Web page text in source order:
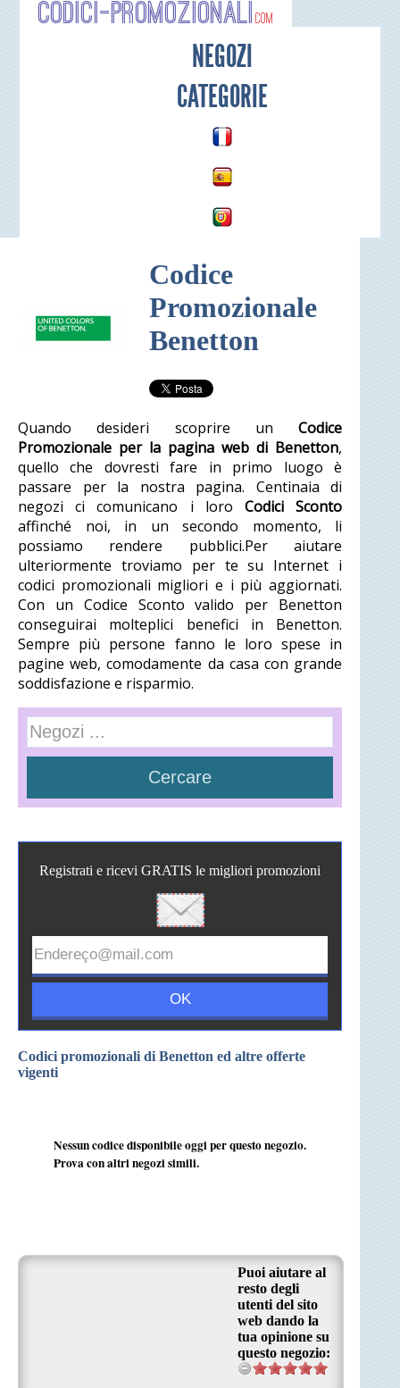
Codici-
NEGOZI
CATEGORIE
Codice
Promozionale
Benetton
Quando desideri scoprire unCodice
Promozionale per la pagina web di Benetton,
quello che dovresti fare in primo luogo è
passare per la nostra pagina. Centinaia di
negozi ci comunicano i loro Codici Sconto
affinché noi, in un secondo momento, li
possiamo rendere pubblici.Per aiutare
ulteriormente troviamo per te su Internet i
codici promozionali migliori e i più aggiornati.
Con un Codice Sconto valido per Benetton
conseguirai molteplici benefici in Benetton.
Sempre più persone fanno le loro spese in
pagine web, comodamente da casa con grande
soddisfazione e risparmio.
Registrati e ricevi GRATIS le migliori promozioni
Codici promozionali di Benetton ed altre offerte
vigenti
Nessun codice disponibile oggi per questo negozio.
Prova con altri negozi simili.
Puoi aiutare al
resto degli
utenti del sito
web dando la
tua opinione su
questo negozio: